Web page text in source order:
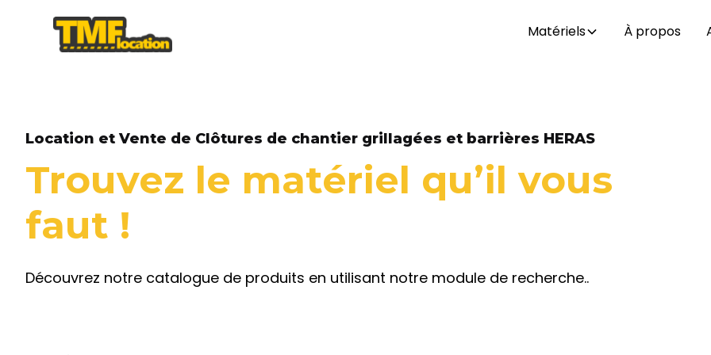
Matériels À propos
Location et Vente de Clôtures de chantier grillagées et barrières HERAS
Trouvez le matériel qu’il vous
faut !
Découvrez notre catalogue de produits en utilisant notre module de recherche..